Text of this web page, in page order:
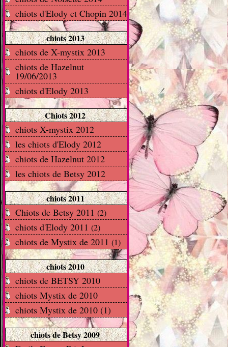
chiots d'Elody et Chopin 2014
chiots 2013
chiots de X-mystix 2013
chiots de Hazelnut
19/06/2013
chiots d'Elody 2013
Chiots 2012
chiots X-mystix 2012
les chiots d'Elody 2012
chiots de Hazelnut 2012
les chiots de Betsy 2012
chiots 2011
Chiots de Betsy 2011 (2)
chiots d'Elody 2011 (2)
chiots de Mystix de 2011 (1)
chiots 2010
chiots de BETSY 2010
chiots Mystix de 2010
chiots Mystix de 2010 (1)
chiots de Betsy 2009